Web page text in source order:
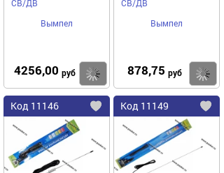
СВ/ДВ
Вымпел
4256,00 руб Купить
СВ/ДВ
Вымпел
878,75 руб
Код 11146
Добавить
избранное
Код 11149